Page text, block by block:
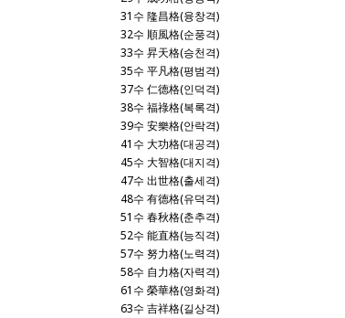
31수 隆昌格(융창격)
32수 順風格(순풍격)
33수 昇天格(승천격)
35수 平凡格(평범격)
37수 仁德格(인덕격)
38수 福祿格(복록격)
39수 安樂格(안락격)
41수 大功格(대공격)
45수 大智格(대지격)
47수 出世格(출세격)
48수 有德格(유덕격)
51수 春秋格(춘추격)
52수 能直格(능직격)
57수 努力格(노력격)
58수 自力格(자력격)
61수 榮華格(영화격)
63수 吉祥格(길상격)